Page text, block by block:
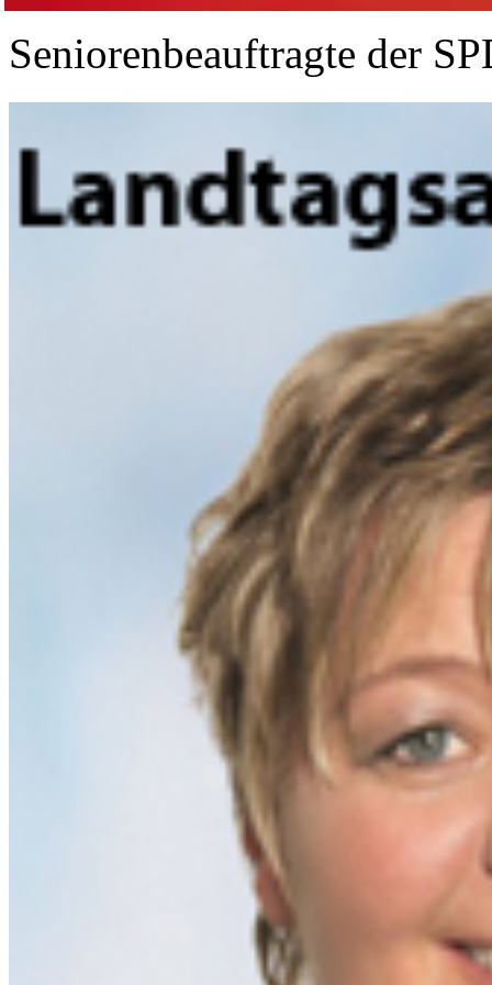
Seniorenbeauftragte der